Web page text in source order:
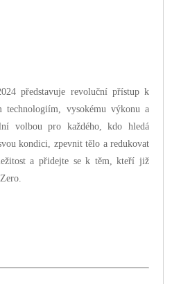
představuje revoluční přístup k
vysokému výkonu a
volbou pro každého, kdo hledá
kondici, zpevnit tělo a redukovat
a přidejte se k těm, kteří již